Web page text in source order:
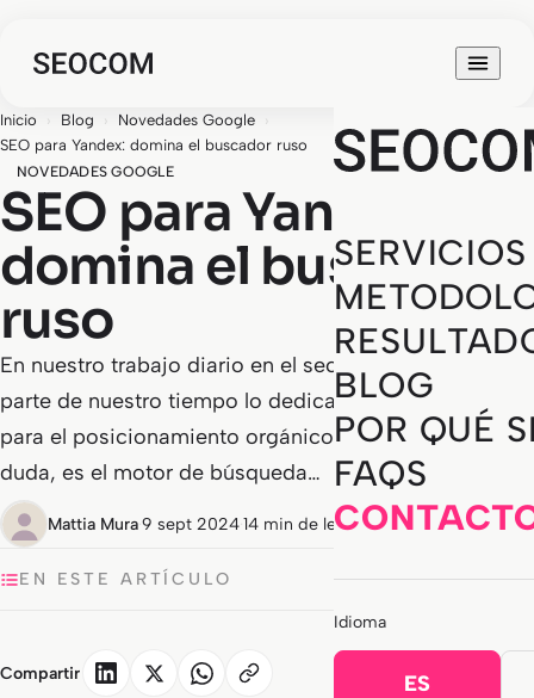
SERVICIOS
BLOG
POR QUÉ
FAQS
Idioma
ES
Inicio › Blog › Novedades Google ›
SEO para Yandex: domina el buscador ruso
NOVEDADES GOOGLE
SEO para Yandex:
domina el buscador
ruso
En nuestro trabajo diario en el sector SEO, la mayor
parte de nuestro tiempo lo dedicamos a optimizar
para el posicionamiento orgánico en Google. Sin
duda, es el motor de búsqueda…
Mattia Mura·9 sept 2024·14 min de lectura
EN ESTE ARTÍCULO
Compartir